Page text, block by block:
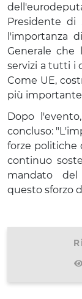
Presidente di
l'importanza
Generale che
servizi a tutti i
Come UE,
più importante
Dopo
concluso:
forze politiche
continuo
mandato
questo sforzo